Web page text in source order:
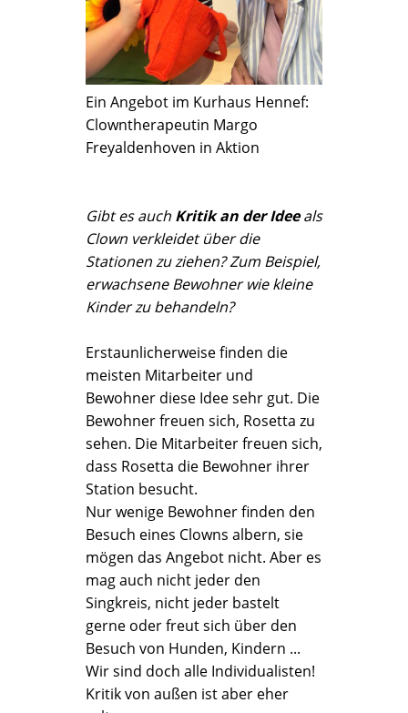
Ein Angebot im Kurhaus Hennef:
Clowntherapeutin Margo
Freyaldenhoven in Aktion
Gibt es auch Kritik an der Ideeals
Clown verkleidet über die
Stationen zu ziehen? Zum Beispiel,
erwachsene Bewohner wie kleine
Kinder zu behandeln?
Erstaunlicherweise finden die
meisten Mitarbeiter und
Bewohner diese Idee sehr gut. Die
Bewohner freuen sich, Rosetta zu
sehen. Die Mitarbeiter freuen sich,
dass Rosetta die Bewohner ihrer
Station besucht.
Nur wenige Bewohner finden den
Besuch eines Clowns albern, sie
mögen das Angebot nicht. Aber es
mag auch nicht jeder den
Singkreis, nicht jeder bastelt
gerne oder freut sich über den
Besuch von Hunden, Kindern ...
Wir sind doch alle Individualisten!
Kritik von außen ist aber eher